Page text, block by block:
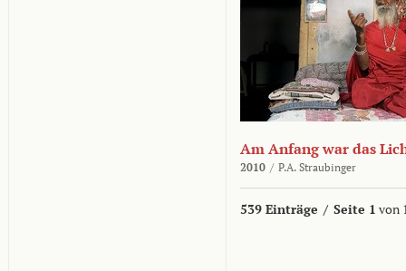
Am Anfang war das
2010 / P.A. Straubinger
539 Einträge / Seite 1 von